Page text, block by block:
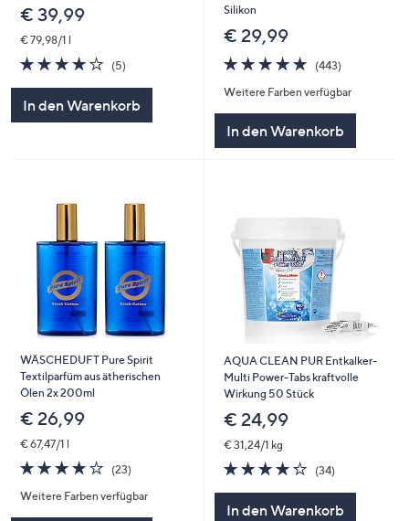
€ 39,99
€ 79,98/1 l
3.8
von
(5)5
In den Warenkorb
Silikon
€ 29,99
4.8
von
5
(443)443
Weitere Farben verfügbar
In den Warenkorb
WÄSCHEDUFT Pure Spirit
Textilparfüm aus ätherischen
Ölen 2x 200ml
€ 26,99
€ 67,47/1 l
3.6
von
5
(23)23
Weitere Farben verfügbar
AQUA CLEAN PUR Entkalker-
Multi Power-Tabs kraftvolle
Wirkung 50 Stück
€ 24,99
€ 31,24/1 kg
4.3
von
(34)34
In den Warenkorb